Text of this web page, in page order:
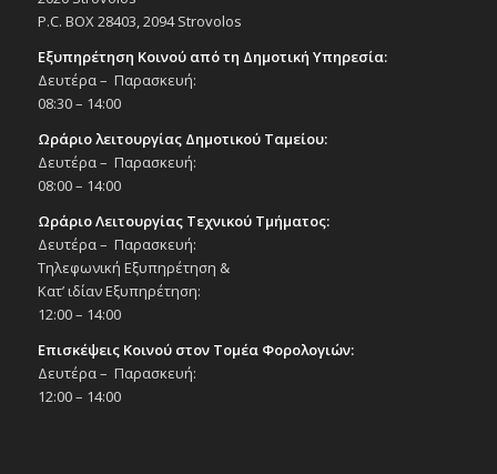
P.C. BOX 28403, 2094 Strovolos
Εξυπηρέτηση Κοινού από τη Δημοτική Υπηρεσία:
Δευτέρα – Παρασκευή:
08:30 – 14:00
Ωράριο λειτουργίας Δημοτικού Ταμείου:
Δευτέρα – Παρασκευή:
08:00 – 14:00
Ωράριο Λειτουργίας Τεχνικού Τμήματος:
Δευτέρα – Παρασκευή:
Τηλεφωνική Εξυπηρέτηση &
Κατ’ ιδίαν Εξυπηρέτηση:
12:00 – 14:00
Επισκέψεις Κοινού στον Τομέα Φορολογιών:
Δευτέρα – Παρασκευή:
12:00 – 14:00